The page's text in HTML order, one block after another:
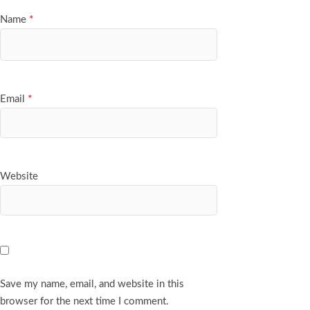
Name *
Email *
Website
Save my name, email, and website in this
browser for the next time I comment.